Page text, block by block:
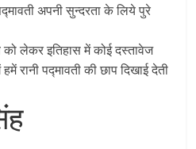
अपनी सुन्दरता के लिये पुरे
को लेकर इतिहास में कोई दस्तावेज
रानी पद्मावती की छाप दिखाई देती